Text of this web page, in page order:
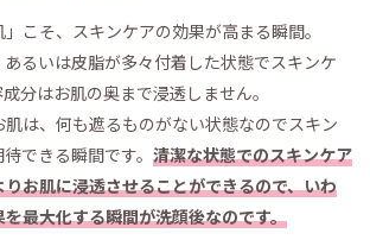
」こそ、スキンケアの効果が高まる瞬間。
あるいは皮脂が多々付着した状態でスキンケ
分はお肌の奥まで浸透しません。
は、何も遮るものがない状態なのでスキン
できる瞬間です。 清潔な状態でのスキンケア
お肌に浸透させることができるので、いわ
最大化する瞬間が洗顔後なのです。